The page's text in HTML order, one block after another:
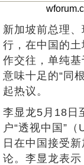
新加坡前总理
行，在中国的
作交往，单纯
意味十足的“同
起热议。
李显龙5月18日
户“透视中国”
日在中国接受
论。李显龙表